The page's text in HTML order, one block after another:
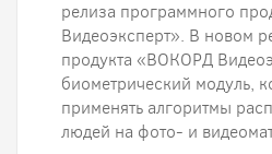
релиза программного
Видеоэксперт». В новом
продукта «ВОКОРД
биометрический модуль,
применять алгоритмы
людей на фото- и